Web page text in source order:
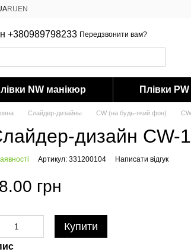
RU EN
+380989798233 Передзвонити вам?
NW манікюр Плівки
Слайдер-дизайны CW (на будь-який фон)
дизайн CW-
Артикул: 331200104 Написати відгук
грн
Купити